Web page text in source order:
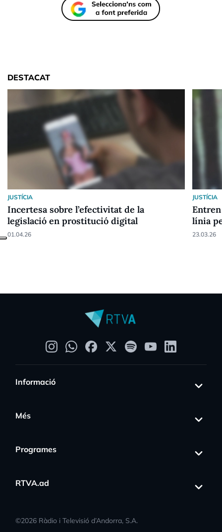
DESTACAT
JUSTÍCIA
Incertesa sobre l’efectivitat de la
legislació en prostitució digital
01.04.26
JUSTÍCIA
línia
23.03.26
Informació
Més
Programes
RTVA.ad
©2026 Ràdio i Televisió d’Andorra, S.A.